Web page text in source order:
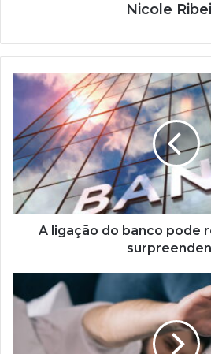
Nicole
A
ligação
banco
pode
revelar
um
golpe
surpreendente
A ligação do banco pode
da
insônia
entre
brasileiros